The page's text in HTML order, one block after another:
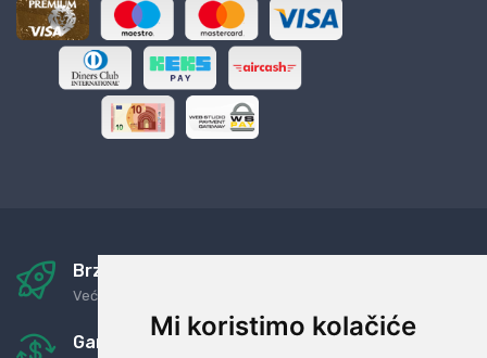
Mi koristimo kolačiće
Brza i sigurna dostava
Već za nekoliko dana kod vas
Garancija u povrat novaca